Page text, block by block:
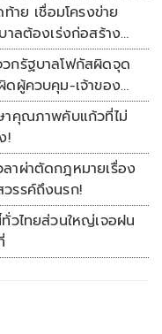
าย เชื่อมโครงข่าย
ลต้องเร่งก่อสร้าง
กรัฐบาลโฟกัสผิดจุด
ดผู้ควบคุม-เจ้าของ
คุณภาพคับแก้วที่ไม่
!
าผ่าตัดกฎหมายเรื่อง
รรค์ถึงนรก!
วไทยส่วนใหญ่เจอฝน